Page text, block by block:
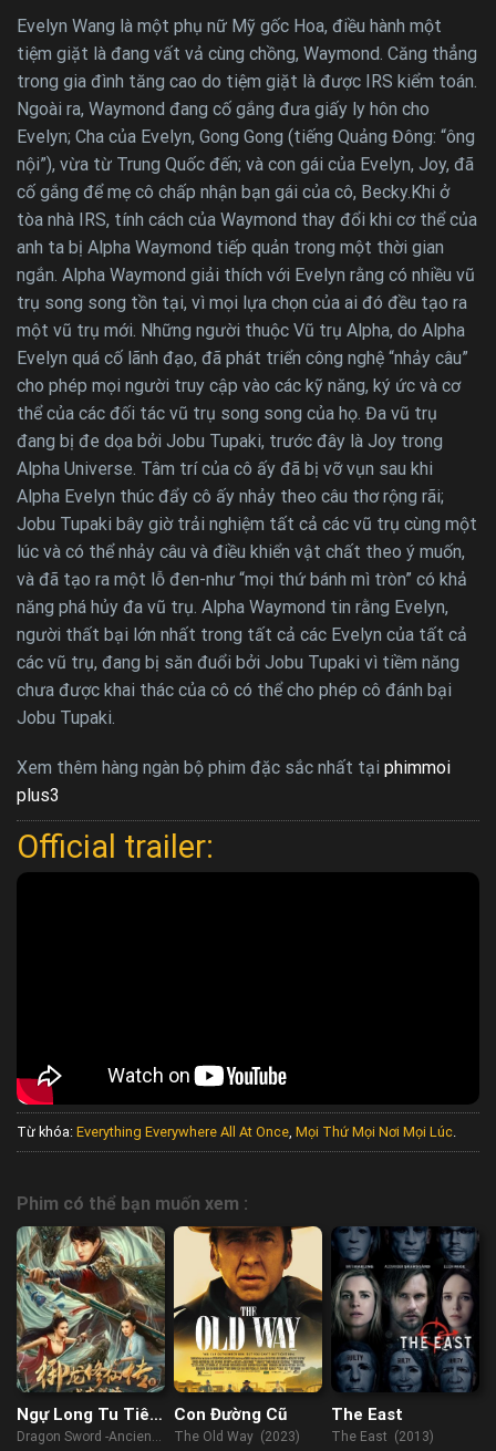
Evelyn Wang là một phụ nữ Mỹ gốc Hoa, điều hành một
tiệm giặt là đang vất vả cùng chồng, Waymond. Căng thẳng
trong gia đình tăng cao do tiệm giặt là được IRS kiểm toán.
Ngoài ra, Waymond đang cố gắng đưa giấy ly hôn cho
Evelyn; Cha của Evelyn, Gong Gong (tiếng Quảng Đông: “ông
nội”), vừa từ Trung Quốc đến; và con gái của Evelyn, Joy, đã
cố gắng để mẹ cô chấp nhận bạn gái của cô, Becky.Khi ở
tòa nhà IRS, tính cách của Waymond thay đổi khi cơ thể của
anh ta bị Alpha Waymond tiếp quản trong một thời gian
ngắn. Alpha Waymond giải thích với Evelyn rằng có nhiều vũ
trụ song song tồn tại, vì mọi lựa chọn của ai đó đều tạo ra
một vũ trụ mới. Những người thuộc Vũ trụ Alpha, do Alpha
Evelyn quá cố lãnh đạo, đã phát triển công nghệ “nhảy câu”
cho phép mọi người truy cập vào các kỹ năng, ký ức và cơ
thể của các đối tác vũ trụ song song của họ. Đa vũ trụ
đang bị đe dọa bởi Jobu Tupaki, trước đây là Joy trong
Alpha Universe. Tâm trí của cô ấy đã bị vỡ vụn sau khi
Alpha Evelyn thúc đẩy cô ấy nhảy theo câu thơ rộng rãi;
Jobu Tupaki bây giờ trải nghiệm tất cả các vũ trụ cùng một
lúc và có thể nhảy câu và điều khiển vật chất theo ý muốn,
và đã tạo ra một lỗ đen-như “mọi thứ bánh mì tròn” có khả
năng phá hủy đa vũ trụ. Alpha Waymond tin rằng Evelyn,
người thất bại lớn nhất trong tất cả các Evelyn của tất cả
các vũ trụ, đang bị săn đuổi bởi Jobu Tupaki vì tiềm năng
chưa được khai thác của cô có thể cho phép cô đánh bại
Jobu Tupaki.
Xem thêm hàng ngàn bộ phim đặc sắc nhất tại phimmoi
plus3
Official trailer:
Từ khóa: Everything Everywhere All At Once Mọi Thứ Mọi Nơi Mọi Lúc
Phim có thể bạn muốn xem :
Ngự Long Tu Tiên:
Chiến Trường
Dragon Sword -Ancient
Con Đường Cũ
The Old Way (2023)
The East
The East (2013)